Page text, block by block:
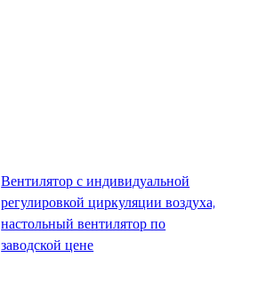
Вентилятор с индивидуальной
регулировкой циркуляции воздуха,
настольный вентилятор по
заводской цене